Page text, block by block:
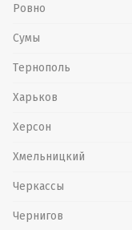
Ровно
Сумы
Тернополь
Харьков
Херсон
Хмельницкий
Черкассы
Чернигов